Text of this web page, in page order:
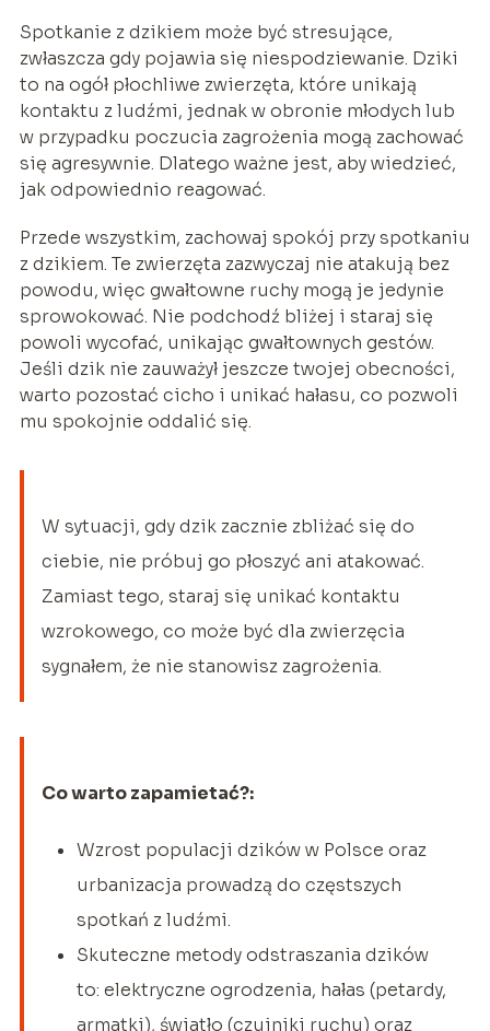
Spotkanie z dzikiem może być stresujące,
zwłaszcza gdy pojawia się niespodziewanie. Dziki
to na ogół płochliwe zwierzęta, które unikają
kontaktu z ludźmi, jednak w obronie młodych lub
w przypadku poczucia zagrożenia mogą zachować
się agresywnie. Dlatego ważne jest, aby wiedzieć,
jak odpowiednio reagować.
Przede wszystkim, zachowaj spokój przy spotkaniu
z dzikiem. Te zwierzęta zazwyczaj nie atakują bez
powodu, więc gwałtowne ruchy mogą je jedynie
sprowokować. Nie podchodź bliżej i staraj się
powoli wycofać, unikając gwałtownych gestów.
Jeśli dzik nie zauważył jeszcze twojej obecności,
warto pozostać cicho i unikać hałasu, co pozwoli
mu spokojnie oddalić się.
W sytuacji, gdy dzik zacznie zbliżać się do
ciebie, nie próbuj go płoszyć ani atakować.
Zamiast tego, staraj się unikać kontaktu
wzrokowego, co może być dla zwierzęcia
sygnałem, że nie stanowisz zagrożenia.
Co warto zapamietać?:
Wzrost populacji dzików w Polsce oraz
urbanizacja prowadzą do częstszych
spotkań z ludźmi.
Skuteczne metody odstraszania dzików
to: elektryczne ogrodzenia, hałas (petardy,
armatki), światło (czujniki ruchu) oraz